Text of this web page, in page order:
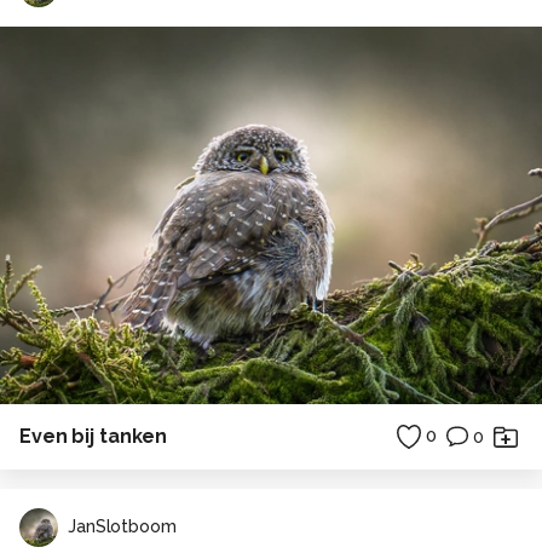
Even bij tanken 0 0
JanSlotboom